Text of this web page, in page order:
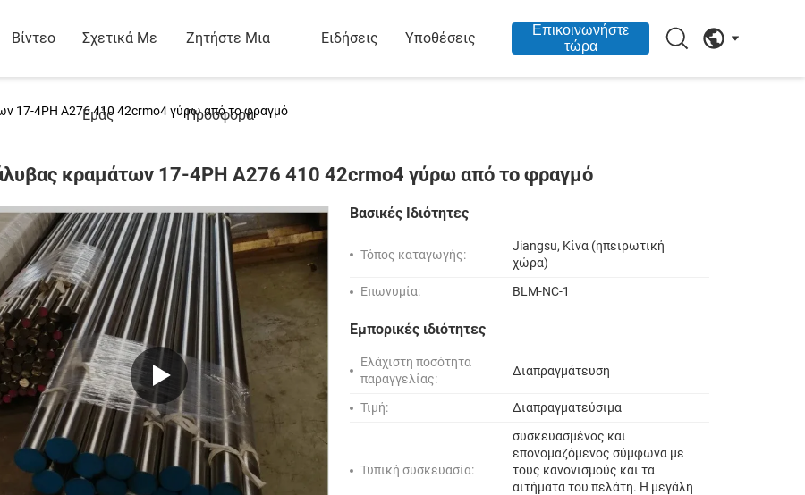
Βίντεο Σχετικά Με
Εμάς
Ζητήστε Μια
Προσφορά
Ειδήσεις Υποθέσεις
Επικοινωνήστε
τώρα
17-4PH A276 410 42crmo4 γύρω από το φραγμό
κραμάτων 17-4PH A276 410 42crmo4 γύρω από το φραγμό
Βασικές Ιδιότητες
Τόπος καταγωγής:
Jiangsu, Κίνα (ηπειρωτική
χώρα)
Επωνυμία:
BLM-NC-1
Εμπορικές ιδιότητες
Ελάχιστη ποσότητα
παραγγελίας:
Διαπραγμάτευση
Τιμή: Διαπραγματεύσιμα
Τυπική συσκευασία:
συσκευασμένος και
επονομαζόμενος σύμφωνα με
τους κανονισμούς και τα
αιτήματα του πελάτη. Η μεγάλη